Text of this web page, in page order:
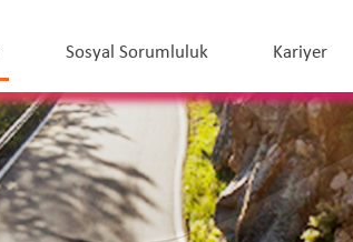
Sosyal Sorumluluk Kariyer